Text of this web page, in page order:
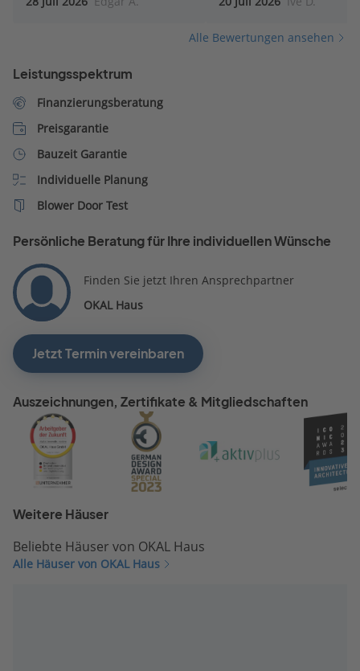
meine Wünsche
und Beschreibungen
Alle Bewertungen ansehen
Leistungsspektrum
Finanzierungsberatung
Preisgarantie
Bauzeit Garantie
Individuelle Planung
Blower Door Test
Persönliche Beratung für Ihre individuellen Wünsche
Finden Sie jetzt Ihren Ansprechpartner
OKAL Haus
Jetzt Termin vereinbaren
Auszeichnungen, Zertifikate & Mitgliedschaften
Weitere Häuser
Beliebte Häuser von OKAL Haus
Alle Häuser von OKAL Haus